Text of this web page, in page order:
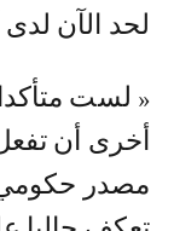
لحد الآن لدى
« لست
أخرى أن
مصدر